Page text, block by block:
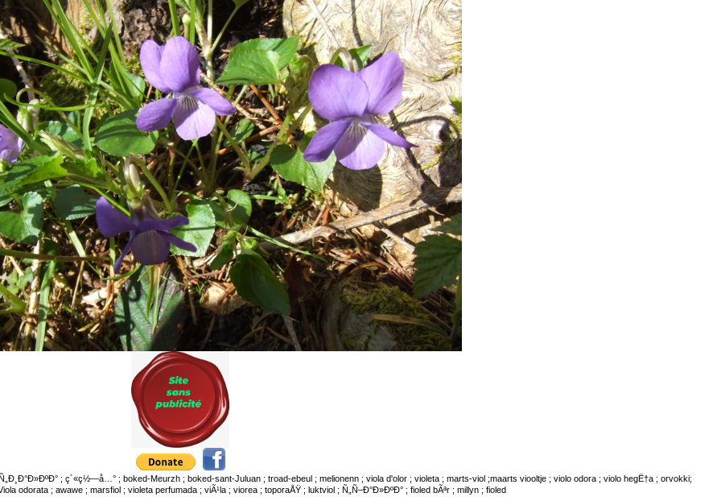
; ç´«ç½—å…° ; boked-Meurzh ; boked-sant-Juluan ; troad-ebeul ; melionenn ; viola d'olor ; violeta ; marts-viol ;maarts viooltje ; violo odora ; violo hegË†a ; orvokki;
odorata ; awawe ; marsfiol ; violeta perfumada ; viÃ¹la ; viorea ; toporaÅŸ ; luktviol ; Ñ„Ñ–Ð°Ð»ÐºÐ° ; fioled bÃªr ; millyn ; fioled